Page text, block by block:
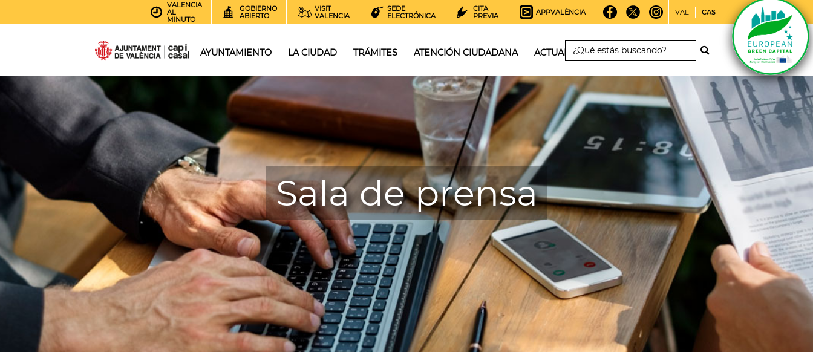
VALENCIA
AL
MINUTO
GOBIERNO
ABIERTO
VISIT
VALENCIA
SEDE
ELECTRÓNICA
CITA
PREVIA
APPVALÈNCIA VAL CAS
AYUNTAMIENTO LA CIUDAD TRÁMITES ATENCIÓN CIUDADANA ACTUALIDAD
Sala de prensa